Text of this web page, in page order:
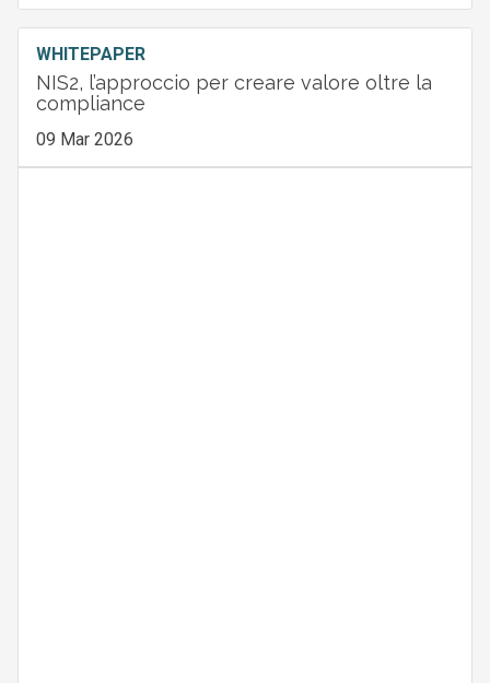
WHITEPAPER
NIS2, l’approccio per creare valore oltre la
compliance
09 Mar 2026